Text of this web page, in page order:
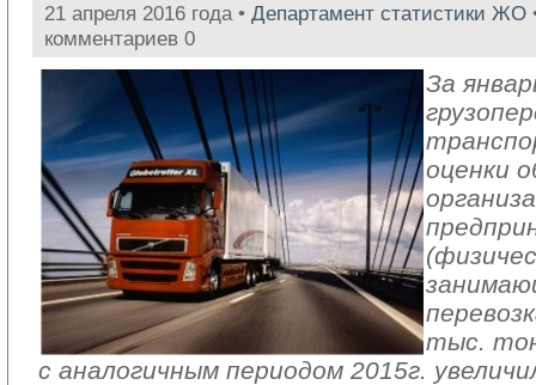
21 апреля 2016 года • Департамент статистики ЖО
комментариев 0
За
оценки
тыс.
с аналогичным периодом 2015г.